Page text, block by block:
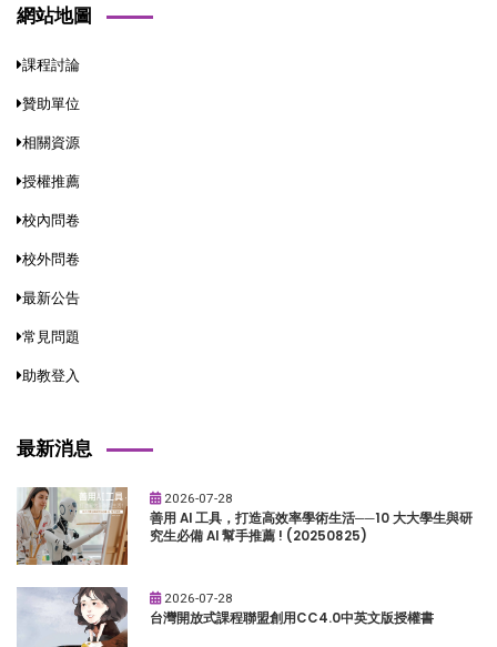
網站地圖
課程討論
贊助單位
相關資源
授權推薦
校內問卷
校外問卷
最新公告
常見問題
助教登入
最新消息
2026-07-28
善用 AI 工具，打造高效率學術生活──10 大大學生與研
究生必備 AI 幫手推薦 ! (20250825)
2026-07-28
台灣開放式課程聯盟創用CC4.0中英文版授權書